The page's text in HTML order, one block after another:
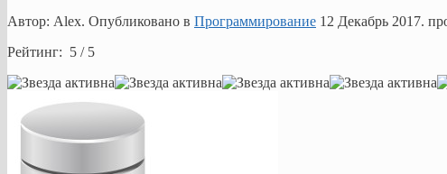
Автор: Alex. Опубликовано в Программирование 12 Декабрь 2017.
Рейтинг: 5 / 5